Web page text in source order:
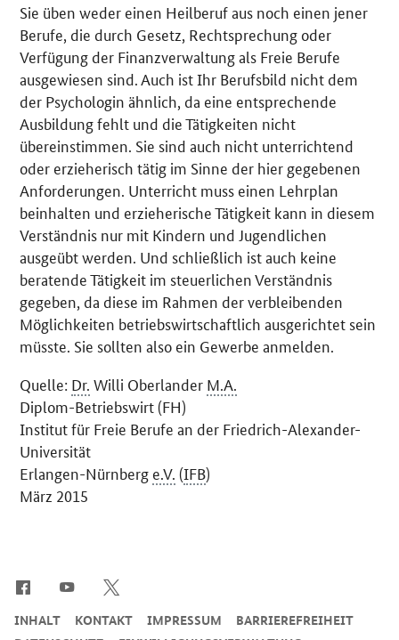
Sie üben weder einen Heilberuf aus noch einen jener
Berufe, die durch Gesetz, Rechtsprechung oder
Verfügung der Finanzverwaltung als Freie Berufe
ausgewiesen sind. Auch ist Ihr Berufsbild nicht dem
der Psychologin ähnlich, da eine entsprechende
Ausbildung fehlt und die Tätigkeiten nicht
übereinstimmen. Sie sind auch nicht unterrichtend
oder erzieherisch tätig im Sinne der hier gegebenen
Anforderungen. Unterricht muss einen Lehrplan
beinhalten und erzieherische Tätigkeit kann in diesem
Verständnis nur mit Kindern und Jugendlichen
ausgeübt werden. Und schließlich ist auch keine
beratende Tätigkeit im steuerlichen Verständnis
gegeben, da diese im Rahmen der verbleibenden
Möglichkeiten betriebswirtschaftlich ausgerichtet sein
müsste. Sie sollten also ein Gewerbe anmelden.
Quelle: Dr. Willi Oberlander M.A.
Diplom-Betriebswirt (FH)
Institut für Freie Berufe an der Friedrich-Alexander-
Universität
Erlangen-Nürnberg e.V. (IFB)
März 2015
INHALT KONTAKT IMPRESSUM
BARRIEREFREIHEIT